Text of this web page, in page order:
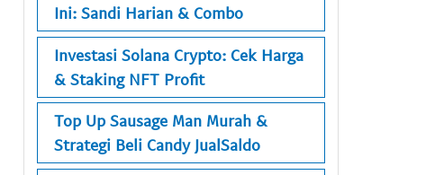
Ini: Sandi Harian & Combo
Investasi Solana Crypto: Cek Harga
& Staking NFT Profit
Top Up Sausage Man Murah &
Strategi Beli Candy JualSaldo